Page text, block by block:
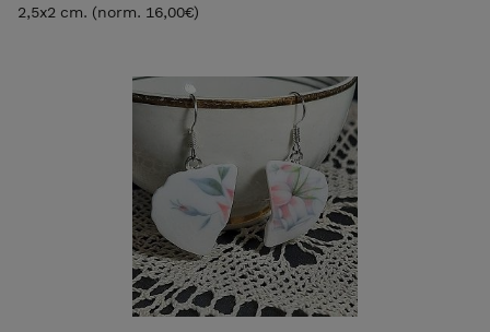
2,5x2 cm. (norm. 16,00€)